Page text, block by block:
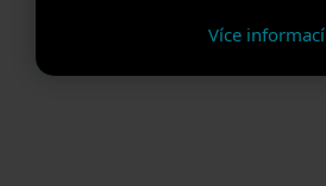
Více informací